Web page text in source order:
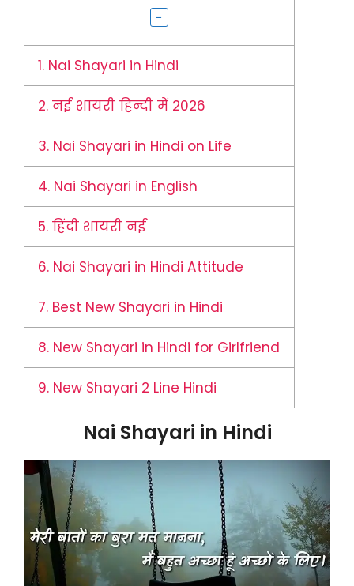
1. Nai Shayari in Hindi
2. नई शायरी हिन्दी में 2026
3. Nai Shayari in Hindi on Life
4. Nai Shayari in English
5. हिंदी शायरी नई
6. Nai Shayari in Hindi Attitude
7. Best New Shayari in Hindi
8. New Shayari in Hindi for Girlfriend
9. New Shayari 2 Line Hindi
Nai Shayari in Hindi